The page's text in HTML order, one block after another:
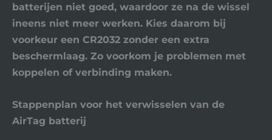
batterijen niet goed, waardoor ze na de wissel
ineens niet meer werken. Kies daarom bij
voorkeur een CR2032 zonder een extra
beschermlaag. Zo voorkom je problemen met
koppelen of verbinding maken.
Stappenplan voor het verwisselen van de
AirTag batterij